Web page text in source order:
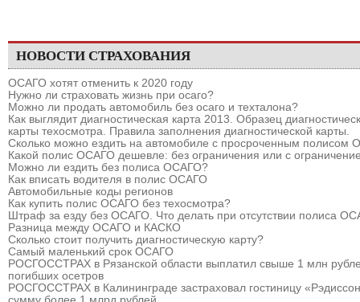
НОВОСТИ СТРАХОВАНИЯ
ОСАГО хотят отменить к 2020 году
Нужно ли страховать жизнь при осаго?
Можно ли продать автомобиль без осаго и техталона?
Как выглядит диагностическая карта 2013. Образец
карты техосмотра. Правила заполнения диагностической карты.
Сколько можно ездить на автомобиле с просроченным полисом
Какой полис ОСАГО дешевле: без ограничения или с
Можно ли ездить без полиса ОСАГО?
Как вписать водителя в полис ОСАГО
Автомобильные коды регионов
Как купить полис ОСАГО без техосмотра?
Штраф за езду без ОСАГО. Что делать при отсутствии полиса
Разница между ОСАГО и КАСКО
Сколько стоит получить диагностическую карту?
Самый маленький срок ОСАГО
РОСГОССТРАХ в Рязанской области выплатил свыше 1 млн
погибших осетров
РОСГОССТРАХ в Калининграде застраховал гостиницу